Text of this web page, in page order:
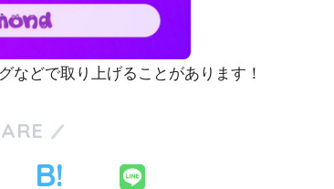
などで取り上げることがあります！